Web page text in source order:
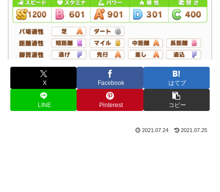
X Facebook はてブ
LINE Pinterest コピー
2021.07.24 2021.07.25